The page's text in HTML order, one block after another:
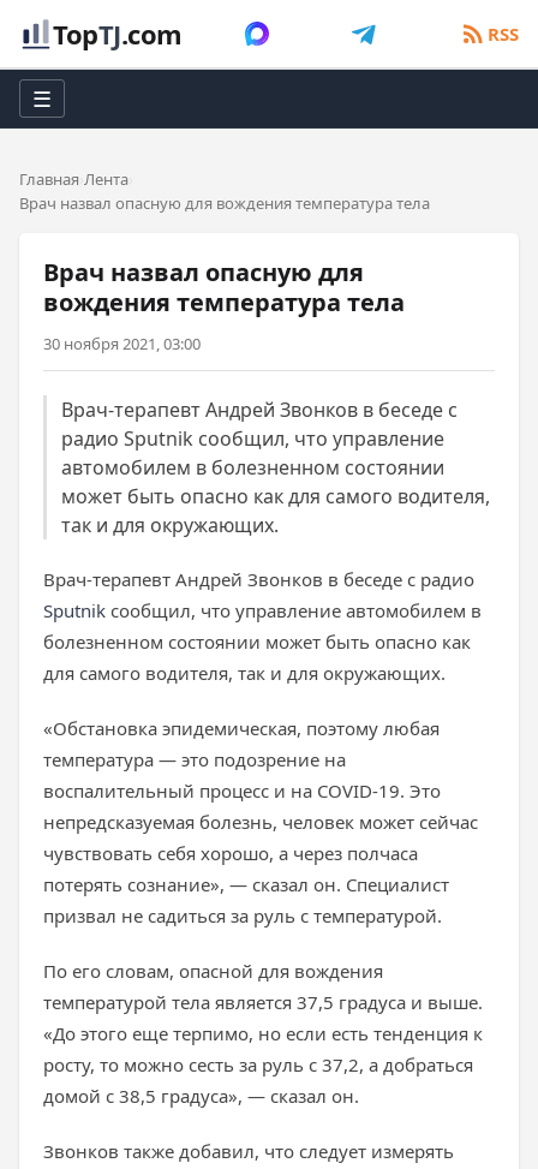
TopTJ.com RSS
☰
Главная Лента
Врач назвал опасную для вождения температура тела
Врач назвал опасную для
вождения температура тела
30 ноября 2021, 03:00
Врач-терапевт Андрей Звонков в беседе с
радио Sputnik сообщил, что управление
автомобилем в болезненном состоянии
может быть опасно как для самого водителя,
так и для окружающих.
Врач-терапевт Андрей Звонков в беседе с радио
Sputnik сообщил, что управление автомобилем в
болезненном состоянии может быть опасно как
для самого водителя, так и для окружающих.
«Обстановка эпидемическая, поэтому любая
температура — это подозрение на
воспалительный процесс и на COVID-19. Это
непредсказуемая болезнь, человек может сейчас
чувствовать себя хорошо, а через полчаса
потерять сознание», — сказал он. Специалист
призвал не садиться за руль с температурой.
По его словам, опасной для вождения
температурой тела является 37,5 градуса и выше.
«До этого еще терпимо, но если есть тенденция к
росту, то можно сесть за руль с 37,2, а добраться
домой с 38,5 градуса», — сказал он.
Звонков также добавил, что следует измерять